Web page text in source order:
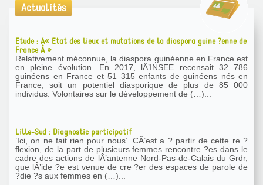
Actualités
Etude : Â« Etat des lieux et mutations de la diaspora guine ?enne de
France Â »
Relativement méconnue, la diaspora guinéenne en France est
en pleine évolution. En 2017, lÂ’INSEE recensait 32 786
guinéens en France et 51 315 enfants de guinéens nés en
France, soit un potentiel diasporique de plus de 85 000
individus. Volontaires sur le développement de (…)...
Lille-Sud : Diagnostic participatif
’Ici, on ne fait rien pour nous’. CÂ’est a ? partir de cette re ?
flexion, de la part de plusieurs femmes rencontre ?es dans le
cadre des actions de lÂ’antenne Nord-Pas-de-Calais du Grdr,
que lÂ’ide ?e est venue de cre ?er des espaces de parole de
?die ?s aux femmes en (…)...